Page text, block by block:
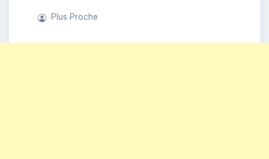
Plus Proche